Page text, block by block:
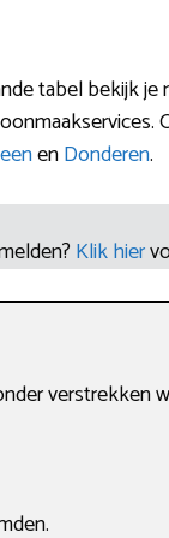
tabel bekijk je
enDonderen.
Klik hier
verstrekken